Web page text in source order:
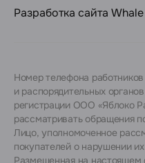
Разработка сайта
Номер телефона
и распорядительных
регистрации ООО «Яблоко
рассматривать обращения
Лицо, уполномоченное
покупателей о нарушении
Размещенная на настоящем